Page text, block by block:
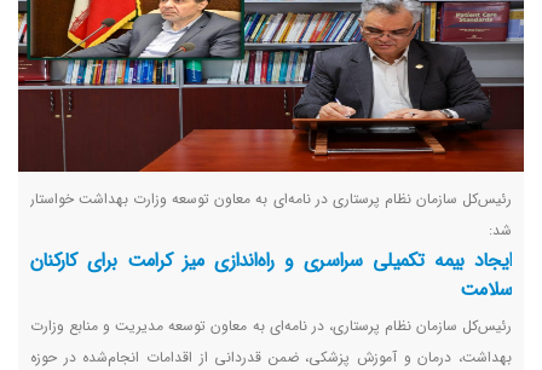
رئیس‌کل سازمان نظام پرستاری در نامه‌ای به معاون توسعه وزارت بهداشت خواستار
شد:
ایجاد بیمه تکمیلی سراسری و راه‌اندازی میز کرامت برای کارکنان
سلامت
رئیس‌کل سازمان نظام پرستاری، در نامه‌ای به معاون توسعه مدیریت و منابع وزارت
بهداشت، درمان و آموزش پزشکی، ضمن قدردانی از اقدامات انجام‌شده در حوزه